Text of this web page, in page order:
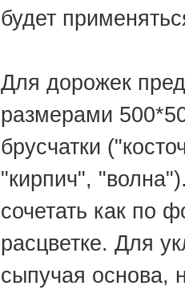
будет
Для дорожек
размерами
брусчатки
"кирпич",
сочетать как по
расцветке. Для
сыпучая основа,